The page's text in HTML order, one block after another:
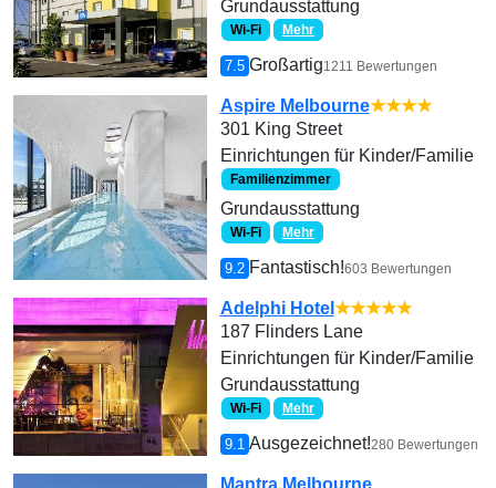
Grundausstattung
Wi-Fi Mehr
7.5 Großartig1211 Bewertungen
Aspire Melbourne★★★★
301 King Street
Einrichtungen für Kinder/Familie
Familienzimmer
Grundausstattung
Wi-Fi Mehr
9.2 Fantastisch!603 Bewertungen
Adelphi Hotel ★★★★★
187 Flinders Lane
Einrichtungen für Kinder/Familie
Grundausstattung
Wi-Fi Mehr
9.1 Ausgezeichnet!280 Bewertungen
Mantra Melbourne